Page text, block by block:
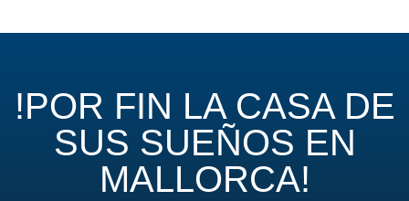
!POR FIN LA CASA DE
SUS SUEÑOS EN
MALLORCA!